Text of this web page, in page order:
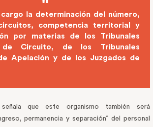
la determinación del número,
competencia territorial y
por materias de los Tribunales
de Circuito, de los Tribunales
Apelación y de los Juzgados de
que este organismo también será
permanencia y separación” del personal